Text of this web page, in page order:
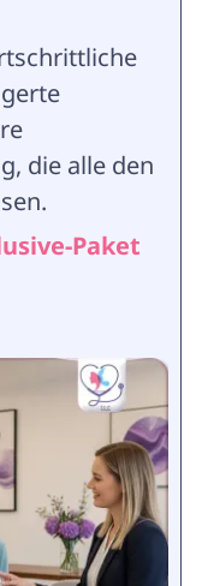
die alle den
Paket